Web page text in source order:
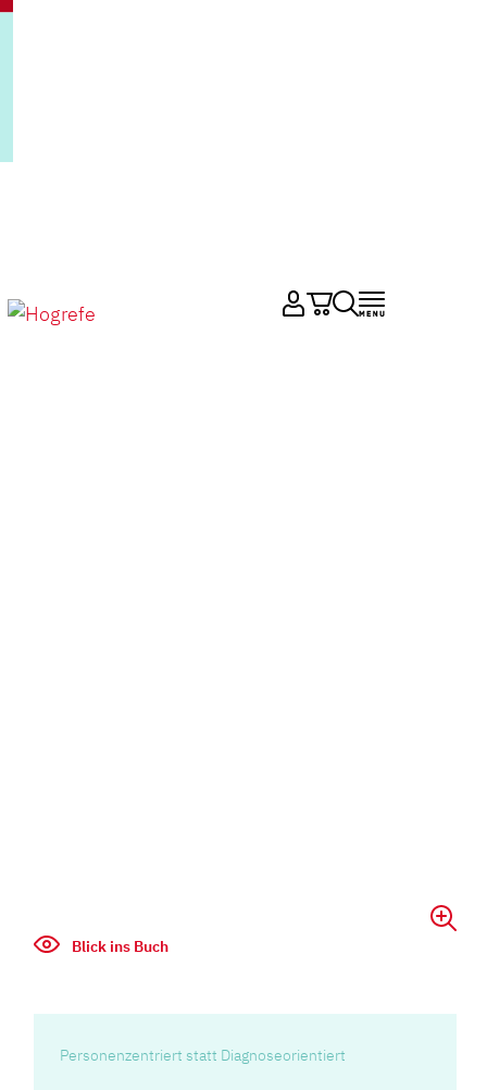
Blick ins Buch
Personenzentriert statt Diagnoseorientiert